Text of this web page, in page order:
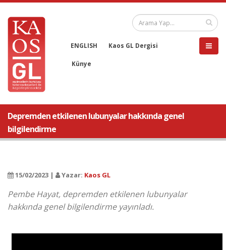
ENGLISH Kaos GL Dergisi
Künye
Depremden etkilenen lubunyalar hakkında genel
bilgilendirme
15/02/2023 | Yazar: Kaos GL
Pembe Hayat, depremden etkilenen lubunyalar
hakkında genel bilgilendirme yayınladı.